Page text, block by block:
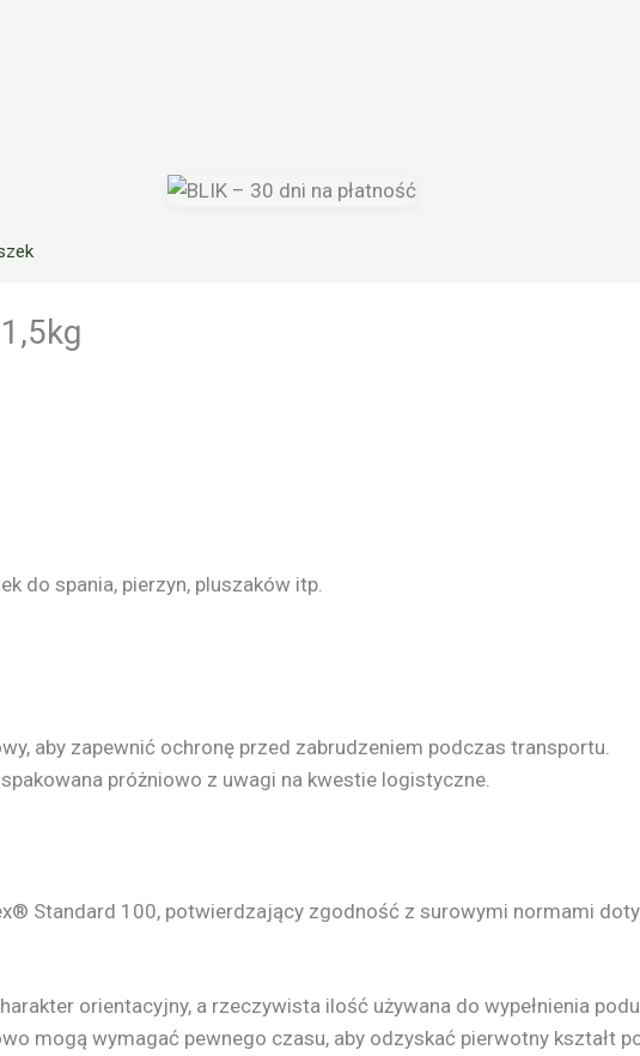
do spania, pierzyn, pluszaków itp.
aby zapewnić ochronę przed zabrudzeniem podczas transportu.
próżniowo z uwagi na kwestie logistyczne.
Standard 100, potwierdzający zgodność z surowymi normami
orientacyjny, a rzeczywista ilość używana do wypełnienia
mogą wymagać pewnego czasu, aby odzyskać pierwotny kształt